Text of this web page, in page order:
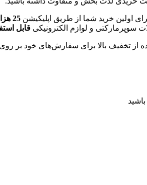
اولین خرید شما از طریق اپلیکیشن 25 هزار تومان تخفیف
سوپرمارکتی و لوازم الکترونیکی قابل
از تخفیف بالا برای سفارش‌های خود بر